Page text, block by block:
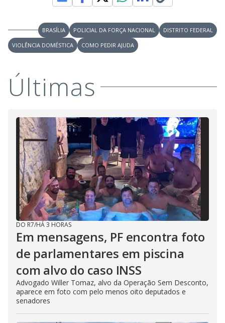
BRASÍLIA POLICIAL DA FORÇA NACIONAL
DISTRITO FEDERAL
VIOLÊNCIA DOMÉSTICA
COMO PEDIR AJUDA
Últimas
DO R7/HÁ 3 HORAS
Em mensagens, PF encontra foto
de parlamentares em piscina
com alvo do caso INSS
Advogado Willer Tomaz, alvo da Operação Sem Desconto,
aparece em foto com pelo menos oito deputados e
senadores